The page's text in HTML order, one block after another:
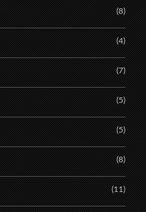
(8)
(4)
(7)
(5)
(5)
(8)
(11)